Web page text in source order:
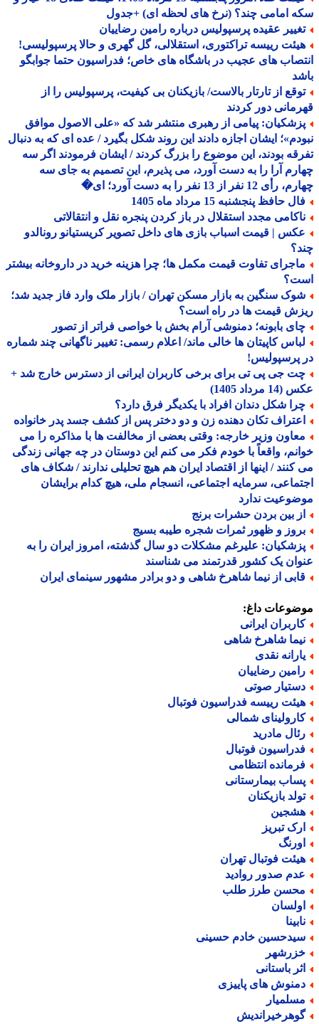
امامی چند؟ (نرخ های لحظه ای) +جدول
عقیده پرسپولیس درباره رامین رضاییان
رییسه تراکتوری، استقلالی، گل گهری و حالا پرسپولیسی!
های عجیب در باشگاه های خاص؛ فدراسیون حتما جوابگو
از تارتار بالاست/ بازیکنان بی کیفیت، پرسپولیس را از
دور کردند
پیامی از رهبری منتشر شد که «علی الاصول موافق
ایشان اجازه دادند این روند شکل بگیرد / عده ای که به دنبال
بودند، این موضوع را بزرگ کردند / ایشان فرمودند اگر سه
آرا را به دست آورد، می پذیرم، این تصمیم به جای سه
نفر از 13 نفر را به دست آورد؛ ای�
حافظ پنجشنبه 15 مرداد ماه 1405
مجدد استقلال در باز کردن پنجره نقل و انتقالاتی
| قیمت اسباب بازی های داخل تصویر کریستیانو رونالدو
تفاوت قیمت مکمل ها؛ چرا هزینه خرید در داروخانه بیشتر
سنگین به بازار مسکن تهران / بازار ملک وارد فاز جدید شد؛
قیمت ها در راه است؟
بابونه؛ دمنوشی آرام بخش با خواصی فراتر از تصور
کاپیتان ها خالی ماند/ اعلام رسمی: تغییر ناگهانی چند شماره
پرسپولیس!
جی پی تی برای برخی کاربران ایرانی از دسترس خارج شد +
مرداد 1405)
شکل دندان افراد با یکدیگر فرق دارد؟
تکان دهنده زن و دو دختر پس از کشف جسد پدر خانواده
وزیر خارجه: وقتی بعضی از مخالفت ها با مذاکره را می
واقعاً با خودم فکر می کنم این دوستان در چه جهانی زندگی
/ اینها از اقتصاد ایران هم هیچ تحلیلی ندارند / شکاف های
سرمایه اجتماعی، انسجام ملی، هیچ کدام برایشان
ندارد
بین بردن حشرات برنج
و ظهور ثمرات شجره طیبه بسیج
علیرغم مشکلات دو سال گذشته، امروز ایران را به
یک کشور قدرتمند می شناسند
از نیما شاهرخ شاهی و دو برادر مشهور سینمای ایران
داغ:
ایرانی
شاهرخ شاهی
نقدی
رضاییان
صوتی
رییسه فدراسیون فوتبال
شمالی
مادرید
فوتبال
انتظامی
بیمارستانی
بازیکنان
تبریز
فوتبال تهران
صدور روادید
طرز طلب
خادم حسینی
باستانی
های پاییزی